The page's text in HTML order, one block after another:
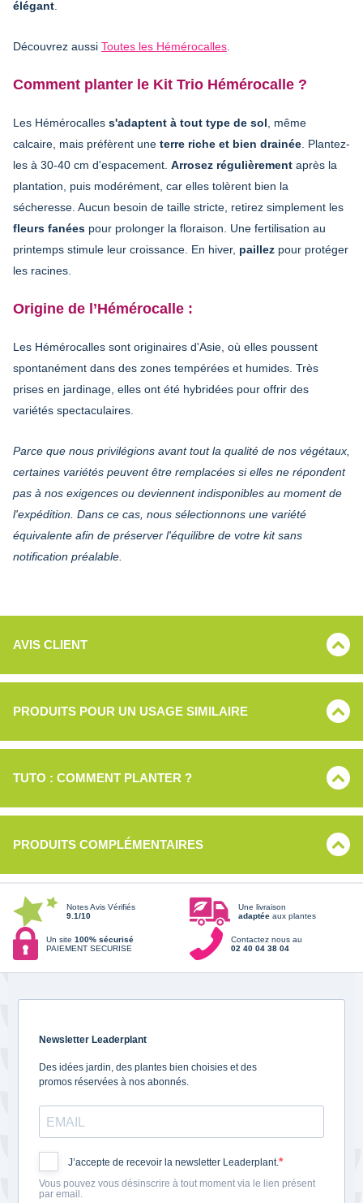
élégant
Découvrez aussi Toutes les Hémérocalles
Comment planter le Kit Trio Hémérocalle ?
Les Hémérocalles s'adaptent à tout type de sol , même
calcaire, mais préfèrent une terre riche et bien drainée . Plantez-
les à 30-40 cm d'espacement. Arrosez régulièrement après la
plantation, puis modérément, car elles tolèrent bien la
sécheresse. Aucun besoin de taille stricte, retirez simplement les
fleurs fanées pour prolonger la floraison. Une fertilisation au
printemps stimule leur croissance. En hiver, paillez pour protéger
les racines.
Origine de l’Hémérocalle :
Les Hémérocalles sont originaires d'Asie, où elles poussent
spontanément dans des zones tempérées et humides. Très
prises en jardinage, elles ont été hybridées pour offrir des
variétés spectaculaires.
Parce que nous privilégions avant tout la qualité de nos végétaux,
certaines variétés peuvent être remplacées si elles ne répondent
pas à nos exigences ou deviennent indisponibles au moment de
l'expédition. Dans ce cas, nous sélectionnons une variété
équivalente afin de préserver l'équilibre de votre kit sans
notification préalable.
AVIS CLIENT
PRODUITS POUR UN USAGE SIMILAIRE
TUTO : COMMENT PLANTER ?
PRODUITS COMPLÉMENTAIRES
Notes Avis Vérifiés
9.1/10
Une livraison
adaptée aux plantes
Un site 100% sécurisé
PAIEMENT SECURISE
Contactez nous au
02 40 04 38 04
Newsletter Leaderplant
Des idées jardin, des plantes bien choisies et des
promos réservées à nos abonnés.
J’accepte de recevoir la newsletter Leaderplant.
Vous pouvez vous désinscrire à tout moment via le lien présent
par email.